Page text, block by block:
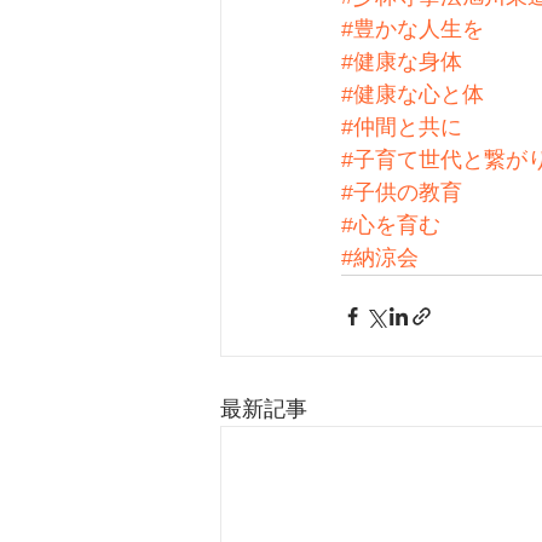
#豊かな人生を
#健康な身体
#健康な心と体
#仲間と共に
#子育て世代と繋が
#子供の教育
#心を育む
#納涼会
最新記事